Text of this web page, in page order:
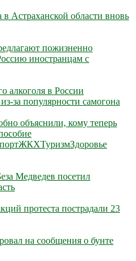
Астраханской области вновь
пожизненно
иностранцам с
алкоголя в России
за популярности самогона
объяснили, кому теперь
ЖКХТуризмЗдоровье
Медведев посетил
протеста пострадали 23
на сообщения о бунте